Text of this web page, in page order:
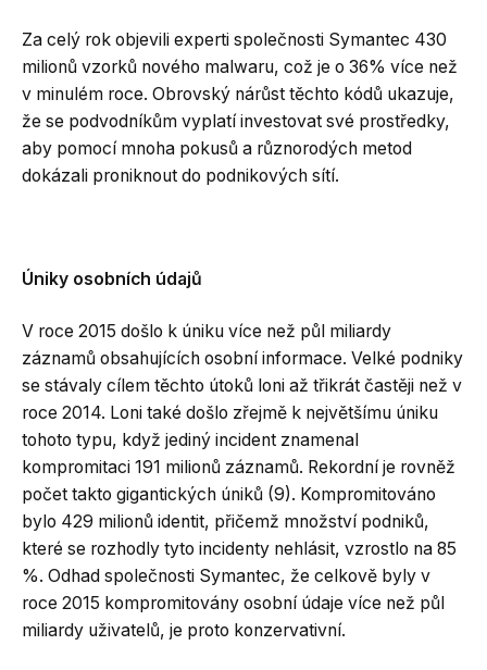
Za celý rok objevili experti společnosti Symantec 430
milionů vzorků nového malwaru, což je o 36% více než
v minulém roce. Obrovský nárůst těchto kódů ukazuje,
že se podvodníkům vyplatí investovat své prostředky,
aby pomocí mnoha pokusů a různorodých metod
dokázali proniknout do podnikových sítí.
Úniky osobních údajů
V roce 2015 došlo k úniku více než půl miliardy
záznamů obsahujících osobní informace. Velké podniky
se stávaly cílem těchto útoků loni až třikrát častěji než v
roce 2014. Loni také došlo zřejmě k největšímu úniku
tohoto typu, když jediný incident znamenal
kompromitaci 191 milionů záznamů. Rekordní je rovněž
počet takto gigantických úniků (9). Kompromitováno
bylo 429 milionů identit, přičemž množství podniků,
které se rozhodly tyto incidenty nehlásit, vzrostlo na 85
%. Odhad společnosti Symantec, že celkově byly v
roce 2015 kompromitovány osobní údaje více než půl
miliardy uživatelů, je proto konzervativní.